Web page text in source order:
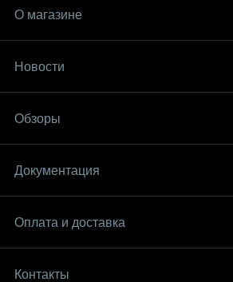
О магазине
Новости
Обзоры
Документация
Оплата и доставка
Контакты